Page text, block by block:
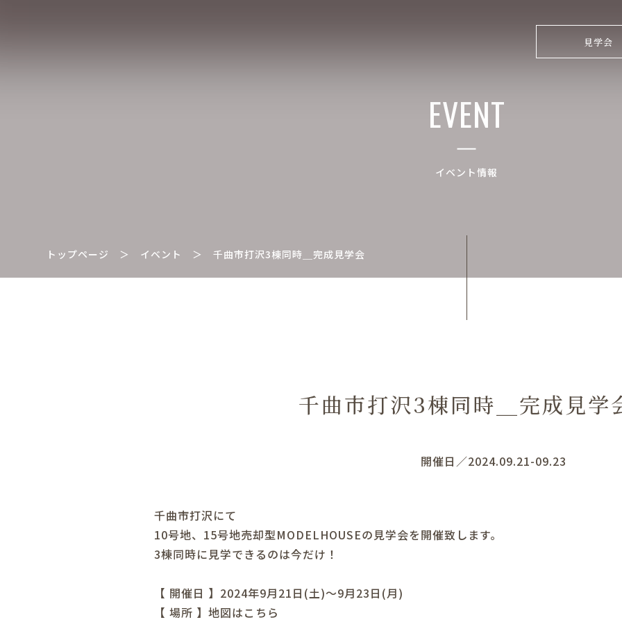
見学会
EVENT
イベント情報
トップページ ＞ イベント ＞千曲市打沢3棟同時＿完成見学会
千曲市打沢3棟同時＿完成見学
開催日／2024.09.21-09.23
千曲市打沢にて
10号地、15号地売却型MODELHOUSEの見学会を開催致します。
3棟同時に見学できるのは今だけ！
【 開催日 】2024年9月21日(土)～9月23日(月)
【 場所 】 地図はこちら